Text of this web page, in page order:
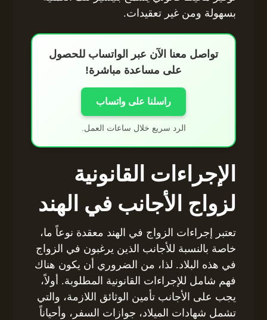
بسهولة ومن غير تعقيدات.
تواصل معنا الآن عبر الواتساب للحصول
على مساعدة مباشرة!
راسلنا على واتساب
الرد سريع خلال ساعات العمل.
الإجراءات القانونية
لزواج الأجانب في الهند
تعتبر إجراءات الزواج في الهند معقدة نوعاً ما،
خاصة بالنسبة للأجانب الذين يرغبون في الزواج
في هذه البلاد. لذا، من الضروري أن يكون هناك
فهم شامل للإجراءات القانونية المطلوبة. أولاً،
يجب على الأجانب تأمين الوثائق اللازمة، والتي
تشمل شهادات الميلاد، جوازات السفر، وأحياناً